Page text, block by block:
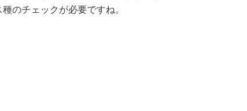
のチェックが必要ですね。